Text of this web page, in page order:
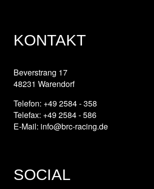
KONTAKT
Beverstrang 17
48231 Warendorf
Telefon: +49 2584 - 358
Telefax: +49 2584 - 586
E-Mail: info@brc-racing.de
SOCIAL